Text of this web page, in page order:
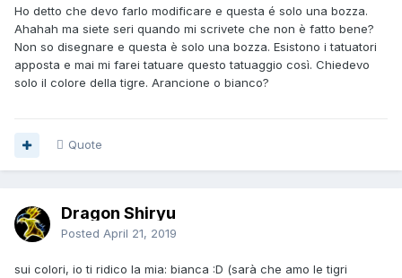
Ho detto che devo farlo modificare e questa é solo una bozza.
Ahahah ma siete seri quando mi scrivete che non è fatto bene?
Non so disegnare e questa è solo una bozza. Esistono i tatuatori
apposta e mai mi farei tatuare questo tatuaggio così. Chiedevo
solo il colore della tigre. Arancione o bianco?
Quote
Dragon Shiryu
Posted April 21, 2019
sui colori, io ti ridico la mia: bianca :D (sarà che amo le tigri